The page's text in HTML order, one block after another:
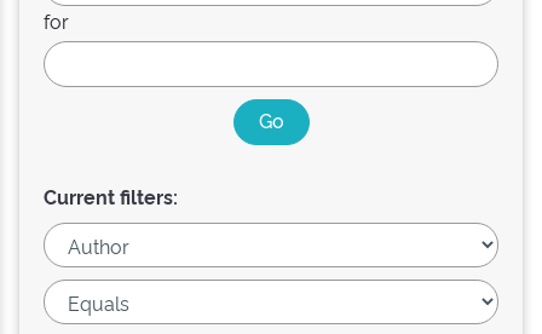
for
Current filters: